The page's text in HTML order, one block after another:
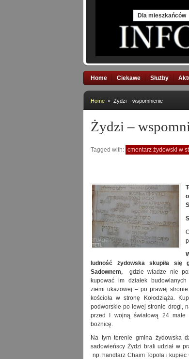
Dla mieszkańców
Home Ciekawe Służby
Home » Żydzi – wspomnienie
Żydzi –
Tagged with: cmentarz żydowski w
ludność żydowska skupiła się
Sadownem,
gdzie władze nie
kupować im działek
ziemi ukazowej – po prawej
kościoła w stronę Kołodziąża.
podworskie po lewej stronie drogi,
przed I wojną światową 24 małe
bożnicę.
Na tym terenie gmina żydowska
sadowieńscy Żydzi brali udział w
np. handlarz Chaim Topola i kupiec